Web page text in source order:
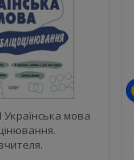
мова